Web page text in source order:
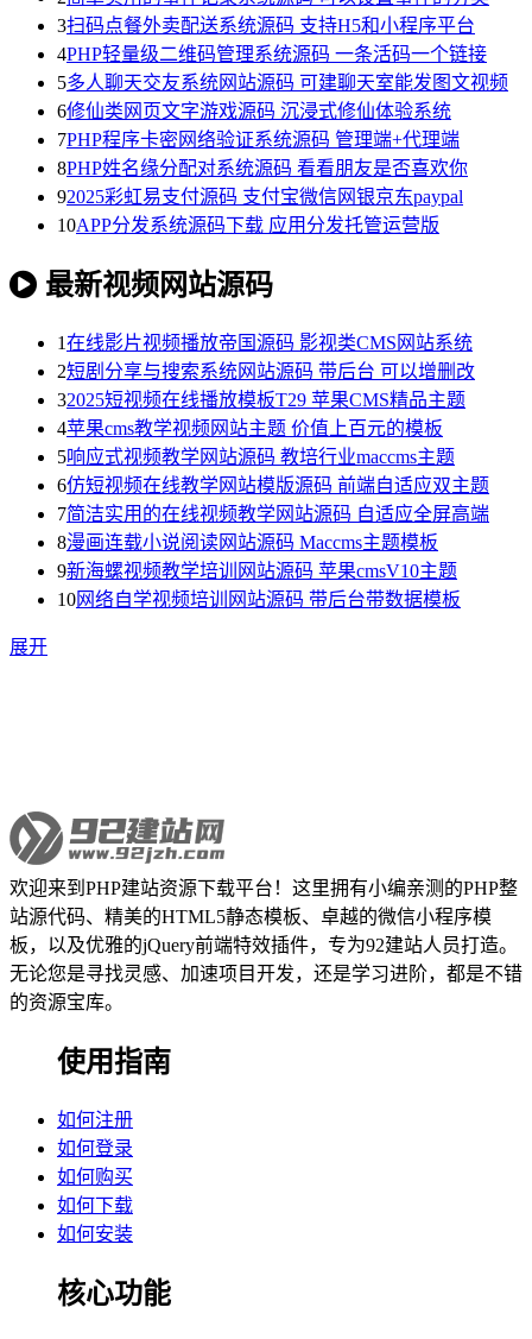
3扫码点餐外卖配送系统源码 支持H5和小程序平台
4PHP轻量级二维码管理系统源码 一条活码一个链接
5多人聊天交友系统网站源码 可建聊天室能发图文视频
6修仙类网页文字游戏源码 沉浸式修仙体验系统
7PHP程序卡密网络验证系统源码 管理端+代理端
8PHP姓名缘分配对系统源码 看看朋友是否喜欢你
92025彩虹易支付源码 支付宝微信网银京东paypal
10APP分发系统源码下载 应用分发托管运营版
最新视频网站源码
1在线影片视频播放帝国源码 影视类CMS网站系统
2短剧分享与搜索系统网站源码 带后台 可以增删改
32025短视频在线播放模板T29 苹果CMS精品主题
4苹果cms教学视频网站主题 价值上百元的模板
5响应式视频教学网站源码 教培行业maccms主题
6仿短视频在线教学网站模版源码 前端自适应双主题
7简洁实用的在线视频教学网站源码 自适应全屏高端
8漫画连载小说阅读网站源码 Maccms主题模板
9新海螺视频教学培训网站源码 苹果cmsV10主题
10网络自学视频培训网站源码 带后台带数据模板
展开
欢迎来到PHP建站资源下载平台！这里拥有小编亲测的PHP整
站源代码、精美的HTML5静态模板、卓越的微信小程序模
板，以及优雅的jQuery前端特效插件，专为92建站人员打造。
无论您是寻找灵感、加速项目开发，还是学习进阶，都是不错
的资源宝库。
使用指南
如何注册
如何登录
如何购买
如何下载
如何安装
核心功能